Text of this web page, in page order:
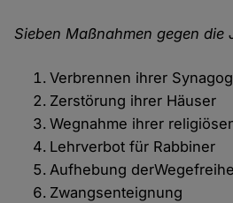
Sieben Maßnahmen gegen die
Verbrennen ihrer
Zerstörung ihrer Häuser
Wegnahme ihrer
Lehrverbot für Rabbiner
Aufhebung
Zwangsenteignung